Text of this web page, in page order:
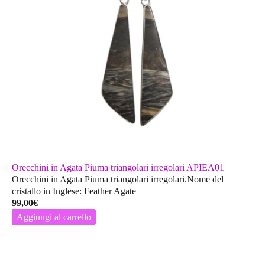
Orecchini in Agata Piuma triangolari irregolari APIEA01
Orecchini in Agata Piuma triangolari irregolari.Nome del
cristallo in Inglese: Feather Agate
99,00€
Aggiungi al carrello